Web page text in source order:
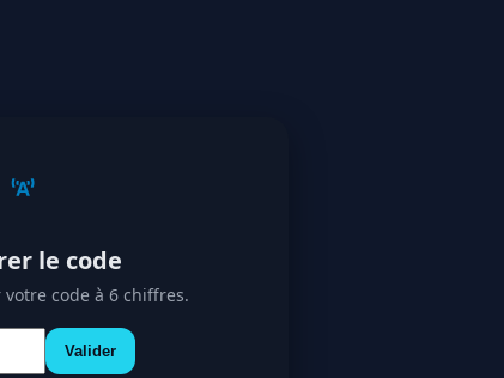
le code
code à 6 chiffres.
Valider